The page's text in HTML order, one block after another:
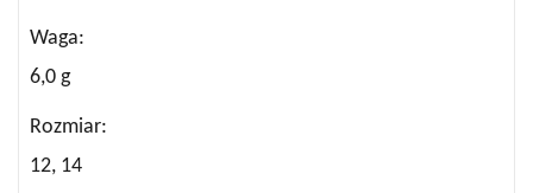
Waga
6,0 g
Rozmiar
12, 14